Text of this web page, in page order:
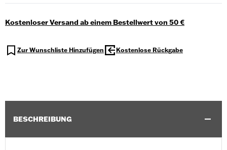
Kostenloser Versand ab einem Bestellwert von 50 €
Zur Wunschliste Hinzufügen Kostenlose Rückgabe
BESCHREIBUNG